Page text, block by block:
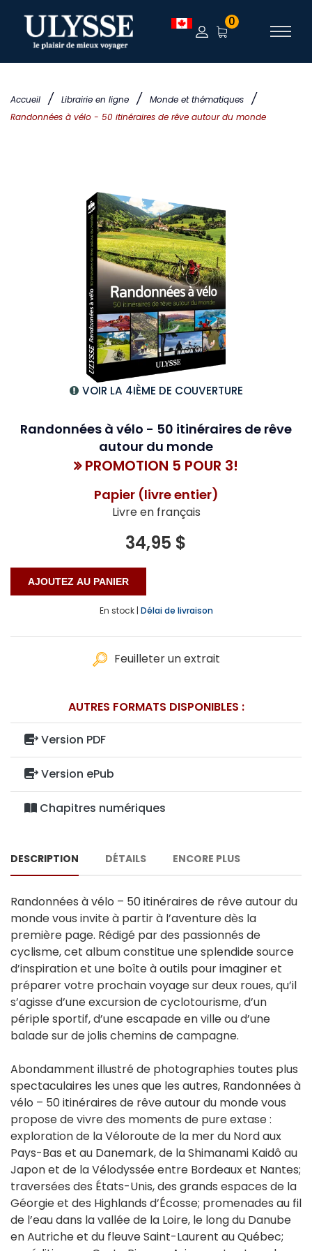
Accueil / Librairie en ligne / Monde et thématiques /
Randonnées à vélo - 50 itinéraires de rêve autour du monde
0
VOIR LA 4IÈME DE COUVERTURE
Randonnées à vélo - 50 itinéraires de rêve
autour du monde
PROMOTION 5 POUR 3!
Papier (livre entier)
Livre en français
34,95 $
En stock | Délai de livraison
Feuilleter un extrait
AUTRES FORMATS DISPONIBLES :
Version PDF
Version ePub
Chapitres numériques
DESCRIPTION DÉTAILS ENCORE PLUS
Randonnées à vélo – 50 itinéraires de rêve autour du
monde vous invite à partir à l’aventure dès la
première page. Rédigé par des passionnés de
cyclisme, cet album constitue une splendide source
d’inspiration et une boîte à outils pour imaginer et
préparer votre prochain voyage sur deux roues, qu’il
s’agisse d’une excursion de cyclotourisme, d’un
périple sportif, d’une escapade en ville ou d’une
balade sur de jolis chemins de campagne.
Abondamment illustré de photographies toutes plus
spectaculaires les unes que les autres, Randonnées à
vélo – 50 itinéraires de rêve autour du monde vous
propose de vivre des moments de pure extase :
exploration de la Véloroute de la mer du Nord aux
Pays-Bas et au Danemark, de la Shimanami Kaidô au
Japon et de la Vélodyssée entre Bordeaux et Nantes;
traversées des États-Unis, des grands espaces de la
Géorgie et des Highlands d’Écosse; promenades au fil
de l’eau dans la vallée de la Loire, le long du Danube
en Autriche et du fleuve Saint-Laurent au Québec;